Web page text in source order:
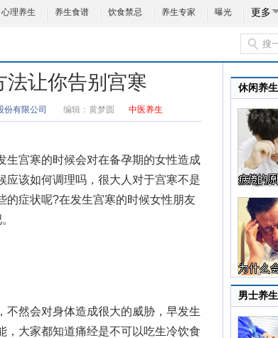
心理养生 养生食谱 饮食禁忌 养生专家 曝光 更多
法让你告别宫寒
份有限公司 编辑： 黄梦圆 中医养生
宫寒的时候会对在备孕期的女性造成
应该如何调理吗，很大人对于宫寒不是
的症状呢?在发生宫寒的时候女性朋友
然会对身体造成很大的威胁，早发生
，大家都知道痛经是不可以吃生冷饮食
休闲养生
男士养生